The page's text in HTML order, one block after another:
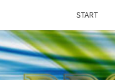
START